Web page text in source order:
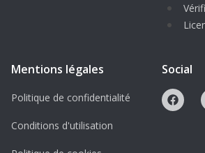
Mentions légales
Politique de confidentialité
Conditions d'utilisation
Social